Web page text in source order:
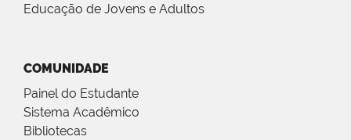
Educação de Jovens e Adultos
COMUNIDADE
Painel do Estudante
Sistema Acadêmico
Bibliotecas